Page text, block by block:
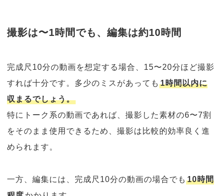
撮影は〜1時間でも、編集は約10時間
完成尺10分の動画を想定する場合、15〜20分ほど撮影
すれば十分です。多少のミスがあっても1時間以内に
収まるでしょう。
特にトーク系の動画であれば、撮影した素材の6〜7割
をそのまま使用できるため、撮影は比較的効率良く進
められます。
一方、編集には、完成尺10分の動画の場合でも10時間